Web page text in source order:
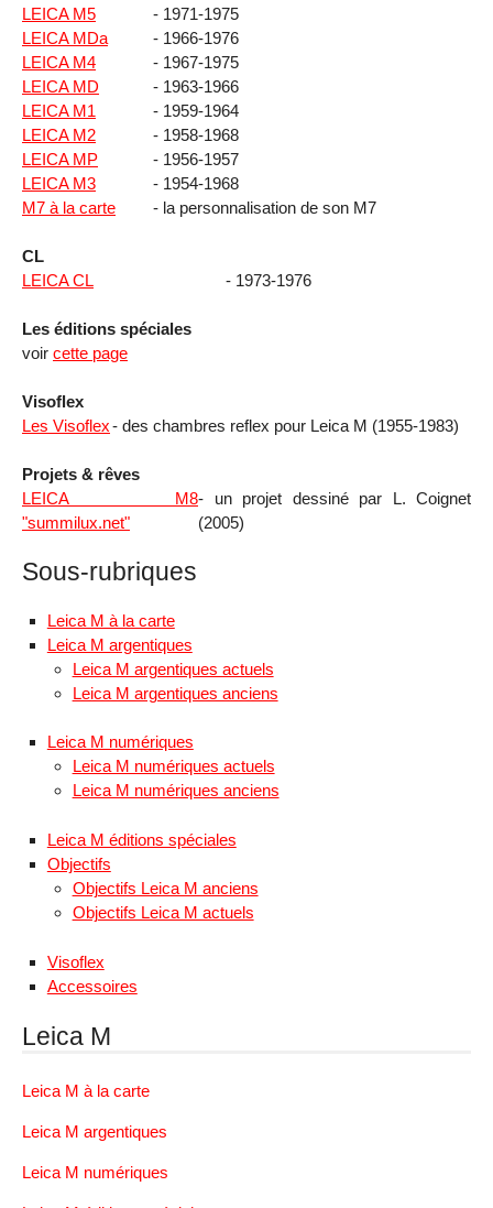
LEICA M5
- 1971-1975
LEICA MDa
- 1966-1976
LEICA M4
- 1967-1975
LEICA MD
- 1963-1966
LEICA M1
- 1959-1964
LEICA M2
- 1958-1968
LEICA MP
- 1956-1957
LEICA M3
- 1954-1968
M7 à la carte
- la personnalisation de son M7
CL
LEICA CL
- 1973-1976
Les éditions spéciales
voir cette page
Visoflex
Les Visoflex- des chambres reflex pour Leica M (1955-1983)
Projets & rêves
LEICA M8
"summilux.net"
- un projet dessiné par L. Coignet
(2005)
Sous-rubriques
Leica M à la carte
Leica M argentiques
Leica M argentiques actuels
Leica M argentiques anciens
Leica M numériques
Leica M numériques actuels
Leica M numériques anciens
Leica M éditions spéciales
Objectifs
Objectifs Leica M anciens
Objectifs Leica M actuels
Visoflex
Accessoires
Leica M
Leica M à la carte
Leica M argentiques
Leica M numériques